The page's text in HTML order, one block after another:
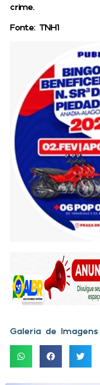
crime.
Fonte: TNH1
Galeria de Imagens